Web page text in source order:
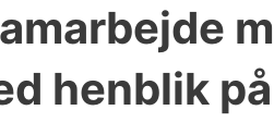
henblik